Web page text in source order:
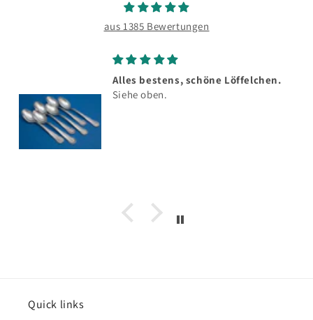
aus 1385 Bewertungen
Alles bestens, schöne Löffelchen.
Siehe oben.
Quick links